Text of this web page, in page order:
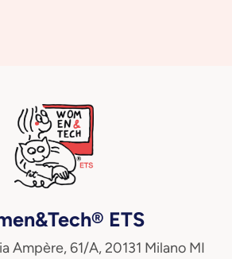
ETS
Ampère, 61/A, 20131 Milano MI